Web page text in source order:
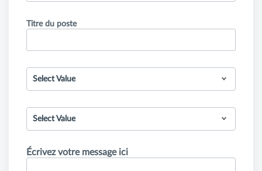
Titre du poste
Select Value
Select Value
Écrivez votre message ici